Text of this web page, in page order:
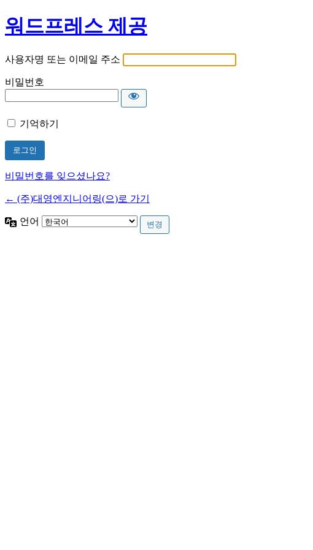
워드프레스 제공
사용자명 또는 이메일 주소
비밀번호
기억하기
비밀번호를 잊으셨나요?
← (주)대영엔지니어링(으)로 가기
언어